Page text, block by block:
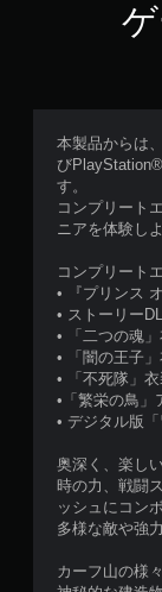
に
ゲ
を
レ
イ
き
ま
。
ア
ダ
プ
テ
ィ
ト
リ
ガ
エ
中
断
、
ー
ブ
た
と
ろ
か
ら
ゲ
ー
ム
を
再
で
き
ま
す
本製品からは
び
す。
コンプリート
ニアを体験しよ
コンプリート
• 『プリンス
• ストーリー
• 「二つの魂
• 「闇の王子
• 「不死隊」衣
•「繁栄の鳥」
• デジタル版
奥深く、楽し
時の力、戦闘
ッシュにコン
多様な敵や強
カーフ山の様